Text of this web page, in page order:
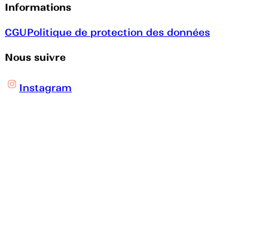
Informations
CGUPolitique de protection des données
Nous suivre
Instagram